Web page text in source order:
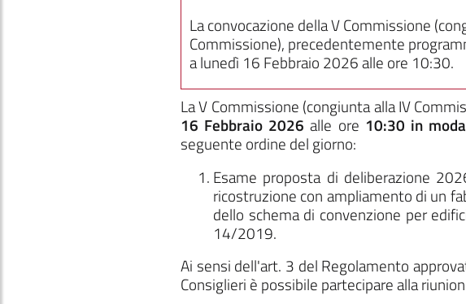
La convocazione della V Commissione
Commissione), precedentemente
a lunedì 16 Febbraio 2026 alle ore 10:30.
La V Commissione (congiunta alla IV
16 Febbraio 2026 alle ore 10:30 in
seguente ordine del giorno:
Esame proposta di deliberazione
ricostruzione con ampliamento di un
dello schema di convenzione per
14/2019.
Ai sensi dell'art. 3 del Regolamento
Consiglieri è possibile partecipare alla